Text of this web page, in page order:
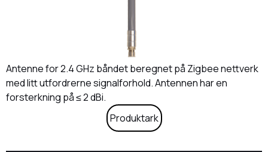
Antenne for 2.4 GHz båndet beregnet på Zigbee nettverk
med litt utfordrerne signalforhold. Antennen har en
forsterkning på ≤ 2 dBi.
Produktark